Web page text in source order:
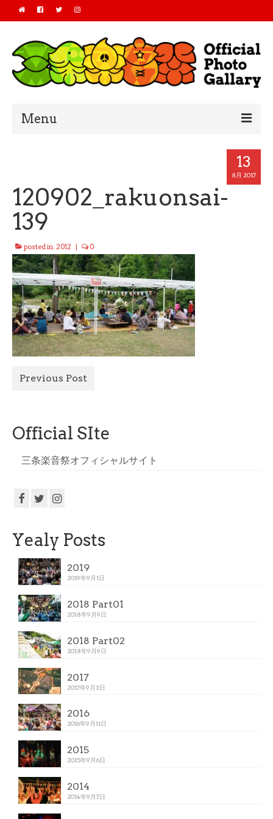
Menu
2018
2017
2016
All Photo
Official Site
13
8月 2017
120902_rakuonsai-
139
posted in: 2012 0
Previous Post
Official SIte
三条楽音祭オフィシャルサイト
Yealy Posts
2019
2019年9月1日
2018 Part01
2018年9月9日
2018 Part02
2018年9月9日
2017
2017年9月3日
2016
2016年9月11日
2015
2015年9月6日
2014
2014年9月7日